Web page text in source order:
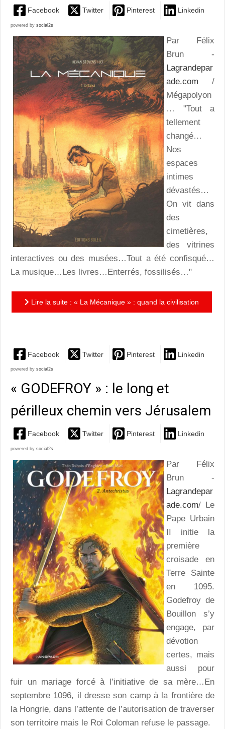
Facebook Twitter Pinterest Linkedin
powered by social2s
Par Félix
Brun -
Lagrandepar
ade.com /
Mégapolyon
… "Tout a
tellement
changé…
Nos
espaces
intimes
dévastés…
On vit dans
des
cimetières,
des vitrines
interactives ou des musées…Tout a été confisqué…
La musique…Les livres…Enterrés, fossilisés…"
Lire la suite : « La Mécanique » : quand la civilisation
Facebook Twitter Pinterest Linkedin
powered by social2s
« GODEFROY » : le long et
périlleux chemin vers Jérusalem
Facebook Twitter Pinterest Linkedin
powered by social2s
Par Félix
Brun -
Lagrandepar
ade.com/ Le
Pape Urbain
II initie la
première
croisade en
Terre Sainte
en 1095.
Godefroy de
Bouillon s’y
engage, par
dévotion
certes, mais
aussi pour
fuir un mariage forcé à l’initiative de sa mère…En
septembre 1096, il dresse son camp à la frontière de
la Hongrie, dans l’attente de l’autorisation de traverser
son territoire mais le Roi Coloman refuse le passage.